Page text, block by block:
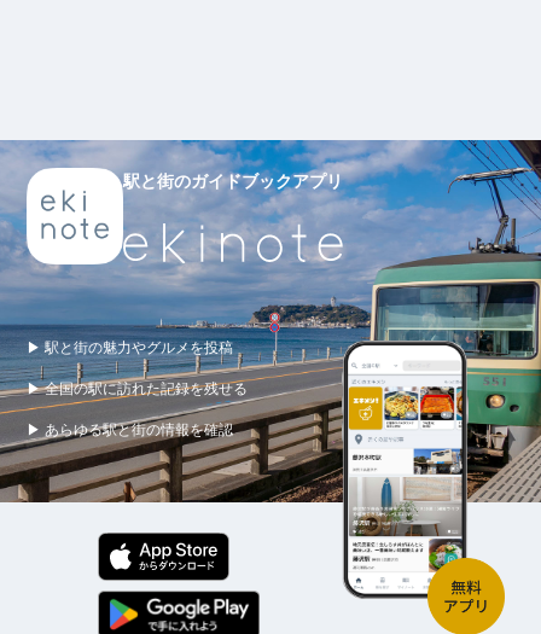
駅と街のガイドブックアプリ
▶ 駅と街の魅力やグルメを投稿
▶ 全国の駅に訪れた記録を残せる
▶ あらゆる駅と街の情報を確認